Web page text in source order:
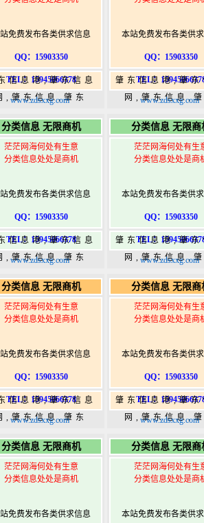
免费发布各类供求信息
QQ：15903350
TEL：15945066378
信息港,肇东信息
,肇东信息,肇东
www.zdsxxg.com
本站免费发布各类供
QQ：15903350
TEL：
肇东信息港,肇东
网,肇东信息,肇
港
www.zdsxxg.com
分类信息 无限商机
茫茫网海何处有生意
分类信息处处是商机
免费发布各类供求信息
QQ：15903350
TEL：15945066378
信息港,肇东信息
,肇东信息,肇东
www.zdsxxg.com
分类信息 无限商
茫茫网海何处有生
分类信息处处是商
本站免费发布各类供
QQ：15903350
TEL：
肇东信息港,肇东
网,肇东信息,肇
港
www.zdsxxg.com
分类信息 无限商机
茫茫网海何处有生意
分类信息处处是商机
免费发布各类供求信息
QQ：15903350
TEL：15945066378
信息港,肇东信息
,肇东信息,肇东
www.zdsxxg.com
分类信息 无限商
茫茫网海何处有生
分类信息处处是商
本站免费发布各类供
QQ：15903350
TEL：
肇东信息港,肇东
网,肇东信息,肇
港
www.zdsxxg.com
分类信息 无限商机
茫茫网海何处有生意
分类信息处处是商机
免费发布各类供求信息
分类信息 无限商
茫茫网海何处有生
分类信息处处是商
本站免费发布各类供